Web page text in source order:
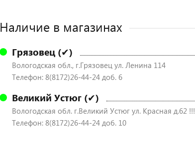
Наличие в магазинах
Грязовец (✔)
Вологодская обл., г.Грязовец ул. Ленина 114
Телефон: 8(8172)26-44-24 доб. 6
Великий Устюг (✔)
Вологодская обл. г.Великий Устюг ул. Красная д.62 !!!
Телефон: 8(8172)26-44-24 доб. 10